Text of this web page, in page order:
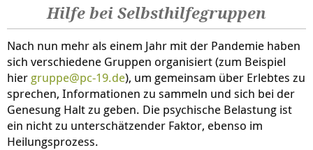
Hilfe bei Selbsthilfegruppen
Nach nun mehr als einem Jahr mit der Pandemie haben
sich verschiedene Gruppen organisiert (zum Beispiel
hier gruppe@pc-19.de), um gemeinsam über Erlebtes zu
sprechen, Informationen zu sammeln und sich bei der
Genesung Halt zu geben. Die psychische Belastung ist
ein nicht zu unterschätzender Faktor, ebenso im
Heilungsprozess.